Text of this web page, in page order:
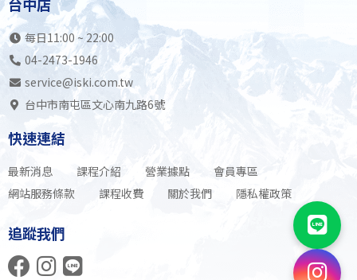
每日11:00 ~ 22:00
04-2473-1946
service@iski.com.tw
台中市南屯區文心南九路6號
快速連結
最新消息 課程介紹 營業據點
會員專區
網站服務條款
課程收費 關於我們 隱私權政策
追蹤我們